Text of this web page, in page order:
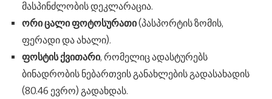
მასპინძლობის დეკლარაცია.
ორი ცალი ფოტოსურათი(პასპორტის ზომის,
ფერადი და ახალი).
ფოსტის ქვითარი, რომელიც ადასტურებს
ბინადრობის ნებართვის განახლების გადასახადის
(80.46 ევრო) გადახდას.